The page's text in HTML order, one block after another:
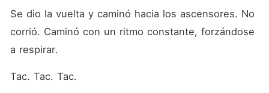
Se dio la vuelta y caminó hacia los ascensores. No
corrió. Caminó con un ritmo constante, forzándose
a respirar.
Tac. Tac. Tac.